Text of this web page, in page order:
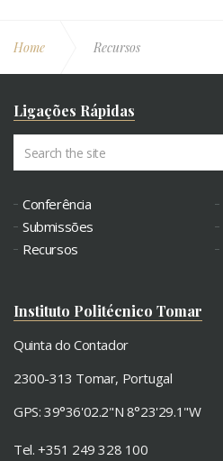
Home Recursos
Ligações Rápidas
Conferência
Submissões
Recursos
Instituto Politécnico Tomar
Quinta do Contador
2300-313 Tomar, Portugal
GPS: 39°36'02.2"N 8°23'29.1"W
Tel. +351 249 328 100